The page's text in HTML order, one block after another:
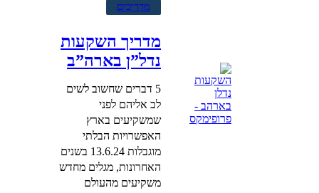
מדריכים
מדריך השקעות
נדל”ן בארה”ב
5 דברים שחשוב לשים
לב אליהם לפני
שמשקיעים בארץ
האפשרויות הבלתי
מוגבלות 13.6.24 בשנים
האחרונות, מגלים מחדש
משקיעים מהעולם